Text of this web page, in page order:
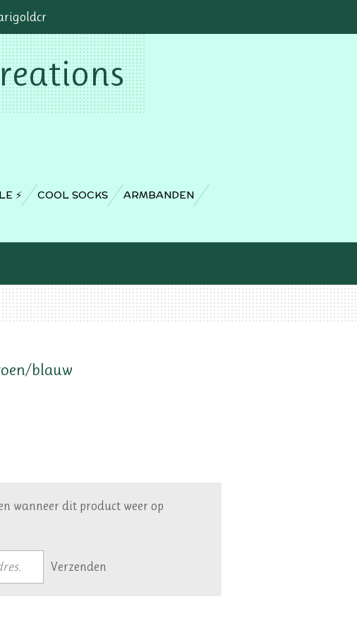
⚡️ COOL SOCKS
ARMBANDEN
blauw
wanneer dit product weer op
Verzenden